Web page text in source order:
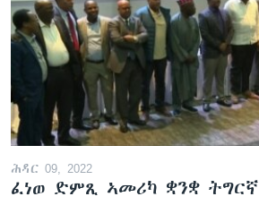
ሕዳር 09, 2022
ፈነወ ድምጺ ኣመሪካ ቋንቋ ትግርኛ